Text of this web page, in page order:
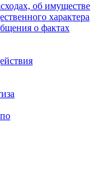
об имуществе
характера
о фактах